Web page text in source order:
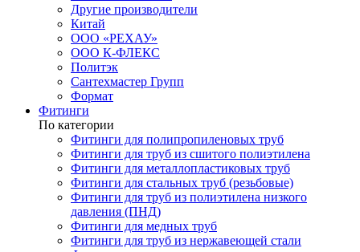
Другие производители
Китай
ООО «РЕХАУ»
ООО К-ФЛЕКС
Политэк
Сантехмастер Групп
Формат
Фитинги
По категории
Фитинги для полипропиленовых труб
Фитинги для труб из сшитого полиэтилена
Фитинги для металлопластиковых труб
Фитинги для стальных труб (резьбовые)
Фитинги для труб из полиэтилена низкого
давления (ПНД)
Фитинги для медных труб
Фитинги для труб из нержавеющей стали